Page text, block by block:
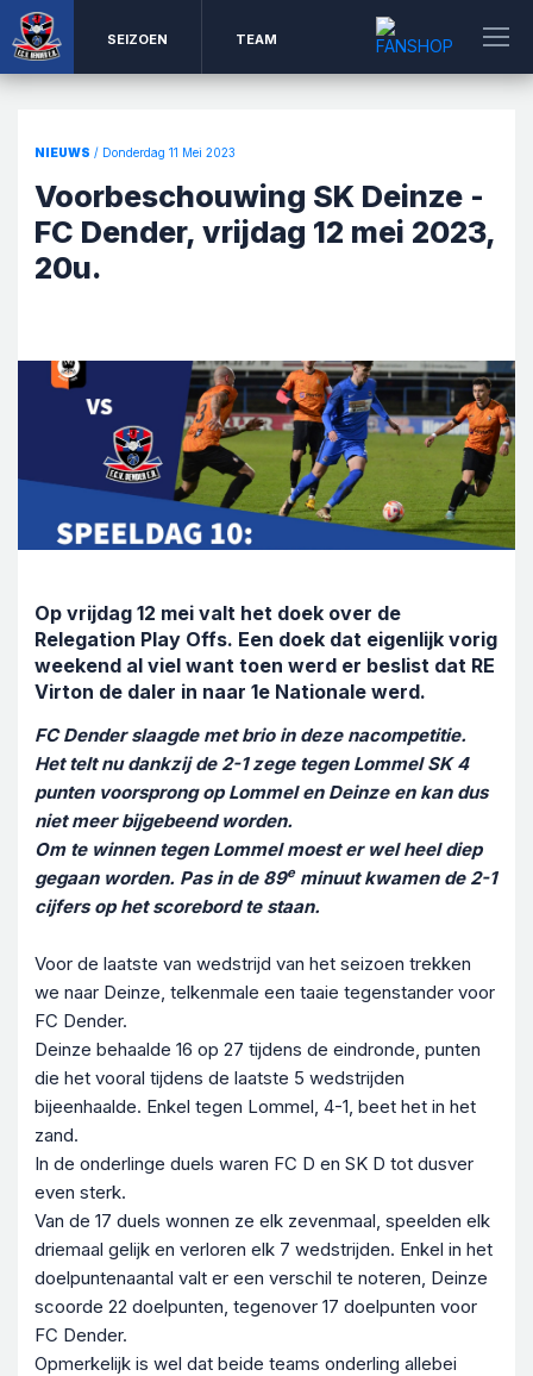
SEIZOEN TEAM
NIEUWS / Donderdag 11 Mei 2023
Voorbeschouwing SK Deinze -
FC Dender, vrijdag 12 mei 2023,
20u.
Op vrijdag 12 mei valt het doek over de
Relegation Play Offs. Een doek dat eigenlijk vorig
weekend al viel want toen werd er beslist dat RE
Virton de daler in naar 1e Nationale werd.
FC Dender slaagde met brio in deze nacompetitie.
Het telt nu dankzij de 2-1 zege tegen Lommel SK 4
punten voorsprong op Lommel en Deinze en kan dus
niet meer bijgebeend worden.
Om te winnen tegen Lommel moest er wel heel diep
gegaan worden. Pas in de 89eminuut kwamen de 2-1
cijfers op het scorebord te staan.
Voor de laatste van wedstrijd van het seizoen trekken
we naar Deinze, telkenmale een taaie tegenstander voor
FC Dender.
Deinze behaalde 16 op 27 tijdens de eindronde, punten
die het vooral tijdens de laatste 5 wedstrijden
bijeenhaalde. Enkel tegen Lommel, 4-1, beet het in het
zand.
In de onderlinge duels waren FC D en SK D tot dusver
even sterk.
Van de 17 duels wonnen ze elk zevenmaal, speelden elk
driemaal gelijk en verloren elk 7 wedstrijden. Enkel in het
doelpuntenaantal valt er een verschil te noteren, Deinze
scoorde 22 doelpunten, tegenover 17 doelpunten voor
FC Dender.
Opmerkelijk is wel dat beide teams onderling allebei